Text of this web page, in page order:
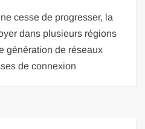
cesse de progresser, la
dans plusieurs régions
génération de réseaux
de connexion